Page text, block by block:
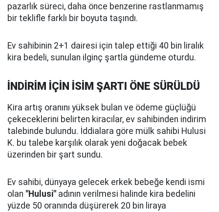
pazarlık süreci, daha önce benzerine rastlanmamış
bir teklifle farklı bir boyuta taşındı.
Ev sahibinin 2+1 dairesi için talep ettiği 40 bin liralık
kira bedeli, sunulan ilginç şartla gündeme oturdu.
İNDİRİM İÇİN İSİM ŞARTI ÖNE SÜRÜLDÜ
Kira artış oranını yüksek bulan ve ödeme güçlüğü
çekeceklerini belirten kiracılar, ev sahibinden indirim
talebinde bulundu. İddialara göre mülk sahibi Hulusi
K. bu talebe karşılık olarak yeni doğacak bebek
üzerinden bir şart sundu.
Ev sahibi, dünyaya gelecek erkek bebeğe kendi ismi
olan "Hulusi" adının verilmesi halinde kira bedelini
yüzde 50 oranında düşürerek 20 bin liraya